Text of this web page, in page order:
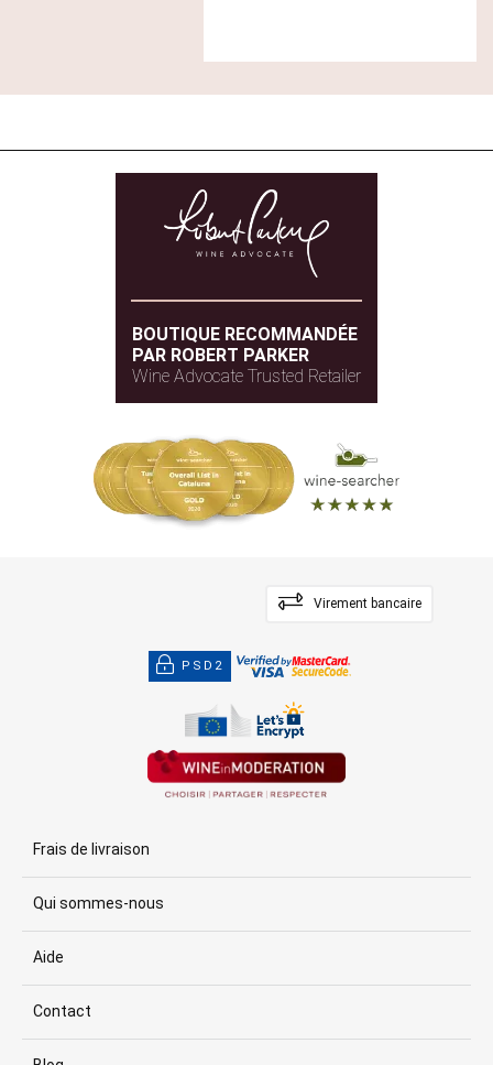
BOUTIQUE RECOMMANDÉE
PAR ROBERT PARKER
Wine Advocate Trusted Retailer
Virement bancaire
PSD2
Frais de livraison
Qui sommes-nous
Aide
Contact